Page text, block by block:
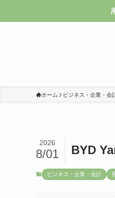
ホーム ビジネス・企業・会
BYD
2026
8/01
ビジネス・企業・会計